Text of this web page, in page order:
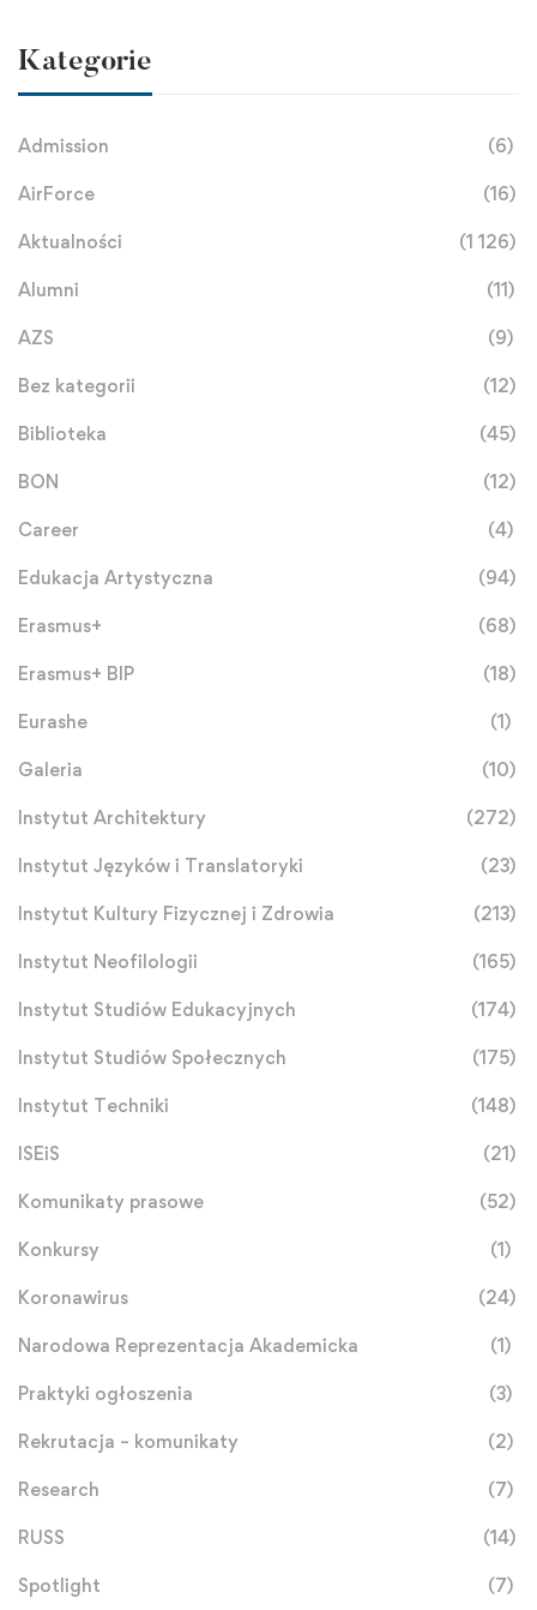
Kategorie
Admission (6)
AirForce (16)
Aktualności (1 126)
Alumni (11)
AZS (9)
Bez kategorii (12)
Biblioteka (45)
BON (12)
Career (4)
Edukacja Artystyczna (94)
Erasmus+ (68)
Erasmus+ BIP (18)
Eurashe (1)
Galeria (10)
Instytut Architektury (272)
Instytut Języków i Translatoryki (23)
Instytut Kultury Fizycznej i Zdrowia (213)
Instytut Neofilologii (165)
Instytut Studiów Edukacyjnych (174)
Instytut Studiów Społecznych (175)
Instytut Techniki (148)
ISEiS (21)
Komunikaty prasowe (52)
Konkursy (1)
Koronawirus (24)
Narodowa Reprezentacja Akademicka (1)
Praktyki ogłoszenia (3)
Rekrutacja – komunikaty (2)
Research (7)
RUSS (14)
Spotlight (7)